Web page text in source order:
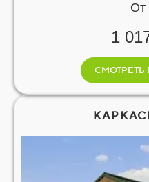
От
1
СМОТРЕТЬ